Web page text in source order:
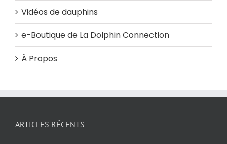
Vidéos de dauphins
e-Boutique de La Dolphin Connection
À Propos
ARTICLES RÉCENTS